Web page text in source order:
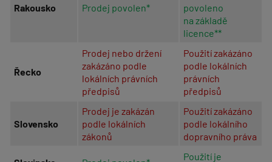
Rakousko Prodej povolen*
povoleno
na základě
licence**
Řecko
Prodej nebo držení
zakázáno podle
lokálních právních
předpisů
Použití zakázáno
podle lokálních
právních
předpisů
Slovensko
Prodej je zakázán
podle lokálních
zákonů
Použití zakázáno
podle lokálního
dopravního práva
Použití je